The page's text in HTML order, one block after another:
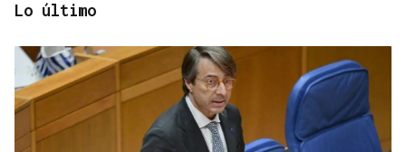
Lo último